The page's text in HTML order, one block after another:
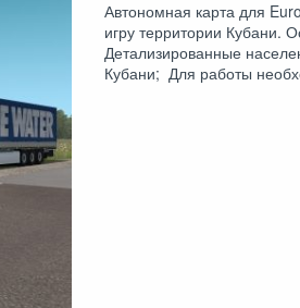
Автономная карта для
игру территории Кубани.
Детализированные
Кубани; Для работы